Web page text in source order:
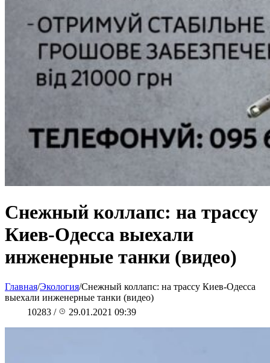
Снежный коллапс: на трассу
Киев-Одесса выехали
инженерные танки (видео)
Главная/Экология/Снежный коллапс: на трассу Киев-Одесса
выехали инженерные танки (видео)
10283 / 29.01.2021 09:39